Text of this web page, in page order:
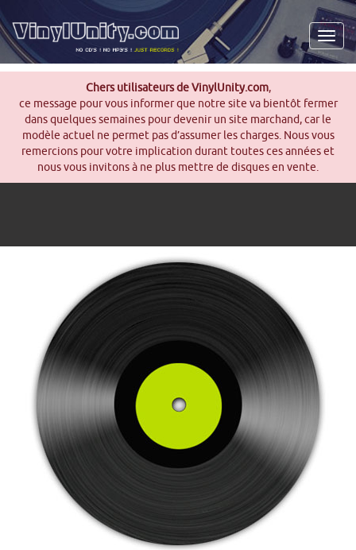
Chers utilisateurs de VinylUnity.com,
ce message pour vous informer que notre site va bientôt fermer
dans quelques semaines pour devenir un site marchand, car le
modèle actuel ne permet pas d’assumer les charges. Nous vous
remercions pour votre implication durant toutes ces années et
nous vous invitons à ne plus mettre de disques en vente.